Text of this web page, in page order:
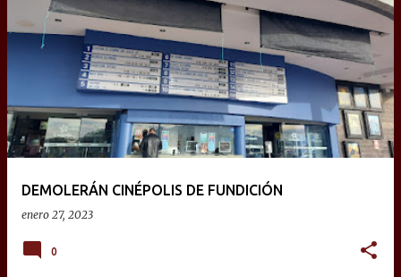
DEMOLERÁN CINÉPOLIS DE FUNDICIÓN
enero 27, 2023
0